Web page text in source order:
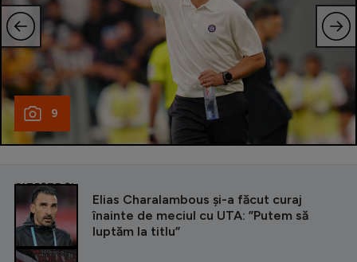
9
CITEȘTE ȘI
Elias Charalambous și-a făcut curaj
înainte de meciul cu UTA: ”Putem să
luptăm la titlu”